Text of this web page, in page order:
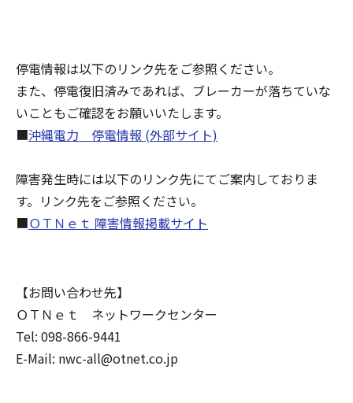
停電情報は以下のリンク先をご参照ください。
また、停電復旧済みであれば、ブレーカーが落ちていな
いこともご確認をお願いいたします。
■沖縄電力 停電情報 (外部サイト)
障害発生時には以下のリンク先にてご案内しておりま
す。リンク先をご参照ください。
■ＯＴＮｅｔ 障害情報掲載サイト
【お問い合わせ先】
ＯＴＮｅｔ ネットワークセンター
Tel: 098-866-9441
E-Mail: nwc-all@otnet.co.jp